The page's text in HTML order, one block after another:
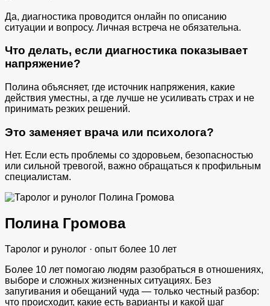
Да, диагностика проводится онлайн по описанию
ситуации и вопросу. Личная встреча не обязательна.
Что делать, если диагностика показывает
напряжение?
Полина объясняет, где источник напряжения, какие
действия уместны, а где лучше не усиливать страх и не
принимать резких решений.
Это заменяет врача или психолога?
Нет. Если есть проблемы со здоровьем, безопасностью
или сильной тревогой, важно обращаться к профильным
специалистам.
Полина Громова
Таролог и рунолог · опыт более 10 лет
Более 10 лет помогаю людям разобраться в отношениях,
выборе и сложных жизненных ситуациях. Без
запугивания и обещаний чуда — только честный разбор:
что происходит, какие есть варианты и какой шаг